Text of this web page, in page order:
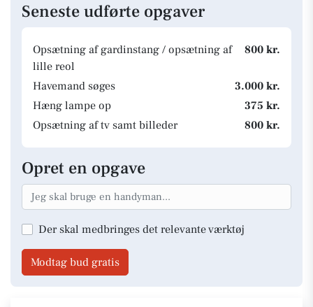
Seneste udførte opgaver
Opsætning af gardinstang / opsætning af
lille reol
800 kr.
Havemand søges
3.000 kr.
Hæng lampe op
375 kr.
Opsætning af tv samt billeder
800 kr.
Opret en opgave
Der skal medbringes det relevante værktøj
Modtag bud gratis